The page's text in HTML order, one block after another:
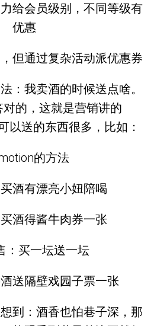
给会员级别，不同等级有
优惠
但通过复杂活动派优惠券
：我卖酒的时候送点啥。
的，这就是营销讲的
以送的东西很多，比如：
的方法
酒有漂亮小妞陪喝
酒得酱牛肉券一张
：买一坛送一坛
送隔壁戏园子票一张
到：酒香也怕巷子深，那